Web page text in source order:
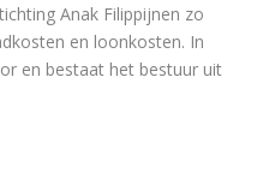
Anak Filippijnen zo
en loonkosten. In
en bestaat het bestuur uit